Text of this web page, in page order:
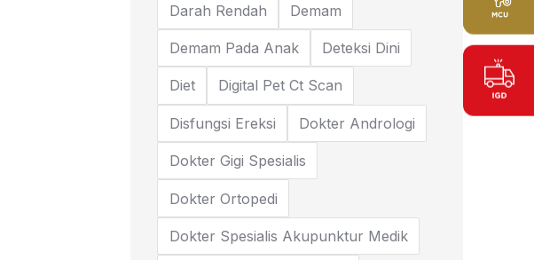
Darah Rendah Demam
Demam Pada Anak Deteksi Dini
Diet Digital Pet Ct Scan
Disfungsi Ereksi Dokter Andrologi
Dokter Gigi Spesialis
Dokter Ortopedi
Dokter Spesialis Akupunktur Medik